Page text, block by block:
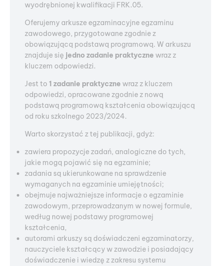
wyodrębnionej kwalifikacji FRK.05.
Oferujemy arkusze egzaminacyjne egzaminu
zawodowego, przygotowane zgodnie z
obowiązującą podstawą programową. W arkuszu
znajduje się jedno zadanie praktyczne wraz z
kluczem odpowiedzi.
Jest to 1 zadanie praktyczne wraz z kluczem
odpowiedzi, opracowane zgodnie z nową
podstawą programową kształcenia obowiązującą
od roku szkolnego 2023/2024.
Warto skorzystać z tej publikacji, gdyż:
zawiera propozycje zadań, analogiczne do tych,
jakie mogą pojawić się na egzaminie;
zadania są ukierunkowane na sprawdzenie
wymaganych na egzaminie umiejętności;
obejmuje najważniejsze informacje o egzaminie
zawodowym, przeprowadzanym w nowej formule,
według nowej podstawy programowej
kształcenia,
autorami arkuszy są doświadczeni egzaminatorzy,
nauczyciele kształcący w zawodzie i posiadający
doświadczenie i wiedzę z zakresu systemu